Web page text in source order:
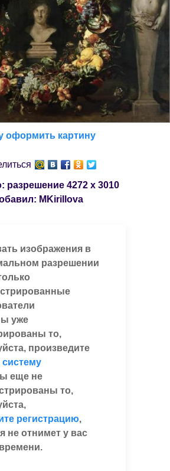
оформить картину
разрешение 4272 x 3010
MKirillova
изображения в
разрешении
уже
то,
произведите
систему
еще не
то,
регистрацию,
не отнимет у вас